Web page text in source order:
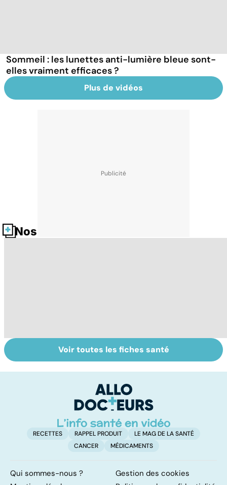
Sommeil : les lunettes anti-lumière bleue sont-
elles vraiment efficaces ?
Plus de vidéos
Nos fiches santé
La tuberculose
pulmonaire
Conjonctivite,
kératite, uvéite :
yeux !
Voir toutes les fiches santé
RECETTES RAPPEL PRODUIT
LE MAG DE LA SANTÉ
CANCER
MÉDICAMENTS
Qui sommes-nous ?
Gestion des cookies